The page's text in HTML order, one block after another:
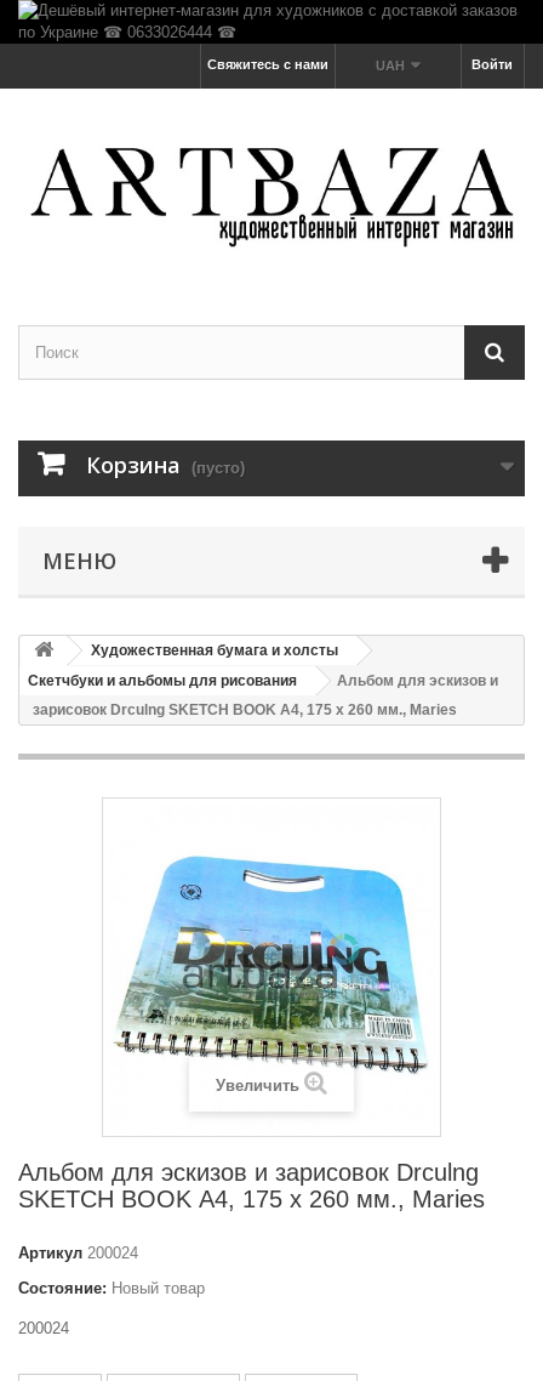
Войти
UAH
Свяжитесь с нами
Корзина (пусто)
МЕНЮ
Художественная бумага и холсты
Скетчбуки и альбомы для рисования
Альбом для эскизов и
зарисовок Drculng SKETCH BOOK А4, 175 х 260 мм., Maries
Увеличить
Альбом для эскизов и зарисовок Drculng
SKETCH BOOK А4, 175 х 260 мм., Maries
Артикул 200024
Состояние: Новый товар
200024